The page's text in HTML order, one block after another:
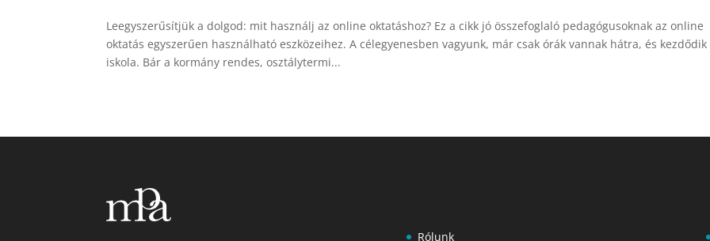
Leegyszerűsítjük a dolgod: mit használj az online oktatáshoz? Ez a cikk jó összefoglaló pedagógusoknak az online
oktatás egyszerűen használható eszközeihez. A célegyenesben vagyunk, már csak órák vannak hátra, és kezdődik
iskola. Bár a kormány rendes, osztálytermi...
Rólunk